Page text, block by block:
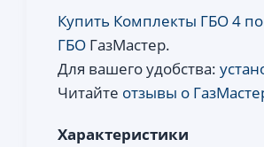
Купить Комплекты ГБО 4
ГБО ГазМастер.
Для вашего удобства:
Читайте отзывы о
Характеристики